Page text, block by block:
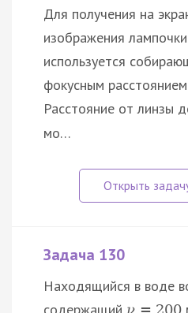
Для получения на
изображения
используется
фокусным расстоянием
Расстояние от линзы
мо…
Задача 130
Находящийся в воде
содержащий ν = 200